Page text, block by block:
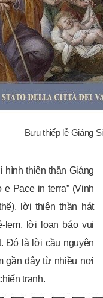
Bưu thiếp lễ Giáng
hình thiên thần Giáng
Pace in terra” (Vinh
lời thiên thần hát
lem, lời loan báo vui
Đó là lời cầu nguyện
gần đây từ nhiều nơi
tranh.